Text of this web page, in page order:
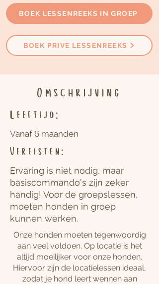
BOEK LESSENREEKS IN GROEP
BOEK PRIVE LESSENREEKS
Vorige
Volgende
Omschrijving
Leeftijd:
Vanaf 6 maanden
Vereisten:
Ervaring is niet nodig, maar
basiscommando's zijn zeker
handig! Voor de groepslessen,
moeten honden in groep
kunnen werken.
Onze honden moeten tegenwoordig
aan veel voldoen. Op locatie is het
altijd moeilijker voor onze honden.
Hiervoor zijn de locatielessen ideaal,
zodat je hond leert wennen aan